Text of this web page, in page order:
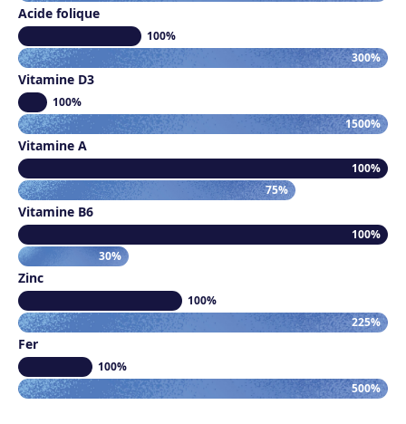
Acide folique
100%
300%
Vitamine D3
100%
1500%
Vitamine A
100%
75%
Vitamine B6
100%
30%
Zinc
100%
225%
Fer
100%
500%